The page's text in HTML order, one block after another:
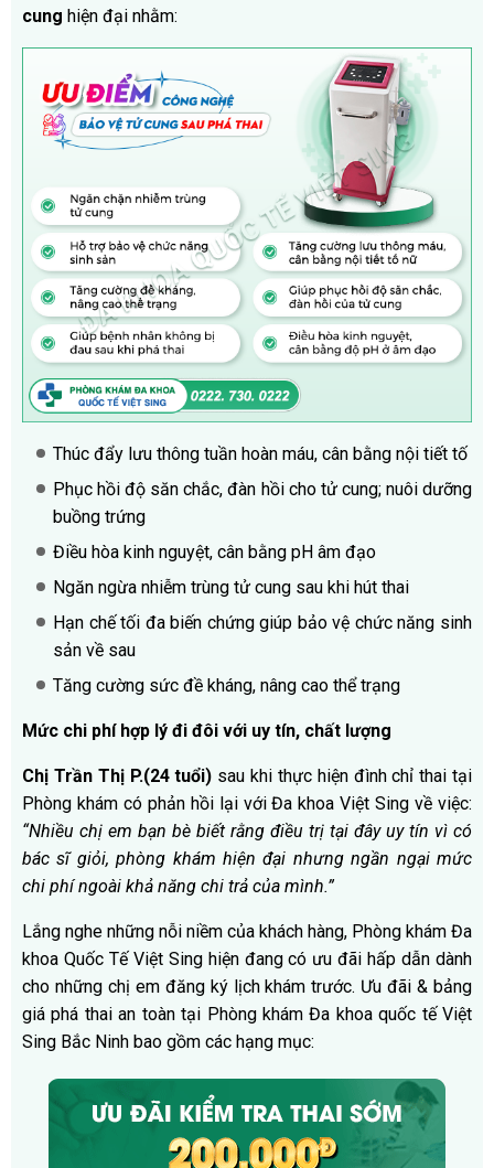
cung hiện đại nhằm:
Thúc đẩy lưu thông tuần hoàn máu, cân bằng nội tiết tố
Phục hồi độ săn chắc, đàn hồi cho tử cung; nuôi dưỡng
buồng trứng
Điều hòa kinh nguyệt, cân bằng pH âm đạo
Ngăn ngừa nhiễm trùng tử cung sau khi hút thai
Hạn chế tối đa biến chứng giúp bảo vệ chức năng sinh
sản về sau
Tăng cường sức đề kháng, nâng cao thể trạng
Mức chi phí hợp lý đi đôi với uy tín, chất lượng
Chị Trần Thị P.(24 tuổi) sau khi thực hiện đình chỉ thai tại
Phòng khám có phản hồi lại với Đa khoa Việt Sing về việc:
“Nhiều chị em bạn bè biết rằng điều trị tại đây uy tín vì có
bác sĩ giỏi, phòng khám hiện đại nhưng ngần ngại mức
chi phí ngoài khả năng chi trả của mình.”
Lắng nghe những nỗi niềm của khách hàng, Phòng khám Đa
khoa Quốc Tế Việt Sing hiện đang có ưu đãi hấp dẫn dành
cho những chị em đăng ký lịch khám trước. Ưu đãi & bảng
giá phá thai an toàn tại Phòng khám Đa khoa quốc tế Việt
Sing Bắc Ninh bao gồm các hạng mục: